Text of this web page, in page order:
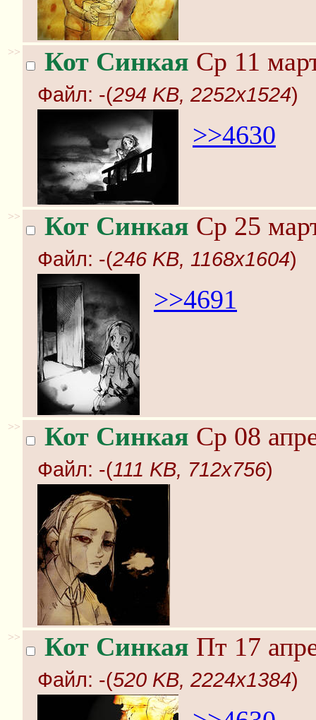
>> Кот Синкая Ср 11
Файл: -(294 KB, 2252x1524)
>>4630
>> Кот Синкая Ср 25
Файл: -(246 KB, 1168x1604)
>>4691
>> Кот Синкая Ср 08
Файл: -(111 KB, 712x756)
>> Кот Синкая Пт 17
Файл: -(520 KB, 2224x1384)